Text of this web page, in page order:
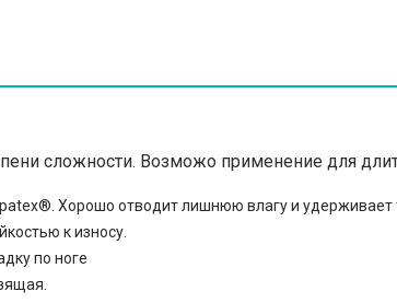
сложности. Возможо применение для
Хорошо отводит лишнюю влагу и удерживает
к износу.
по ноге